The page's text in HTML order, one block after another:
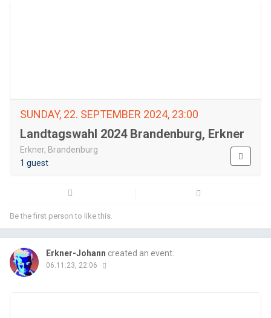
SUNDAY, 22. SEPTEMBER 2024, 23:00
Landtagswahl 2024 Brandenburg, Erkner
Erkner, Brandenburg
1 guest
Be the first person to like this.
Erkner-Johann created an event.
06.11.23, 22:06